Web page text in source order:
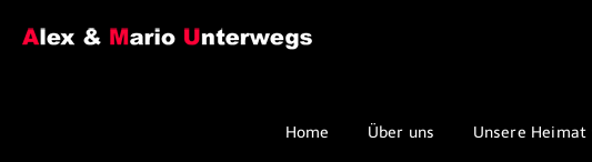
Home Über uns Unsere Heimat